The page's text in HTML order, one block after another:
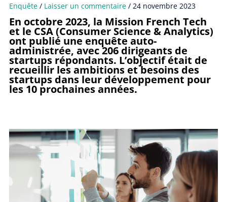
Enquête / Laisser un commentaire /24 novembre 2023
En octobre 2023, la Mission French Tech
et le CSA (Consumer Science & Analytics)
ont publié une enquête auto-
administrée, avec 206 dirigeants de
startups répondants. L’objectif était de
recueillir les ambitions et besoins des
startups dans leur développement pour
les 10 prochaines années.